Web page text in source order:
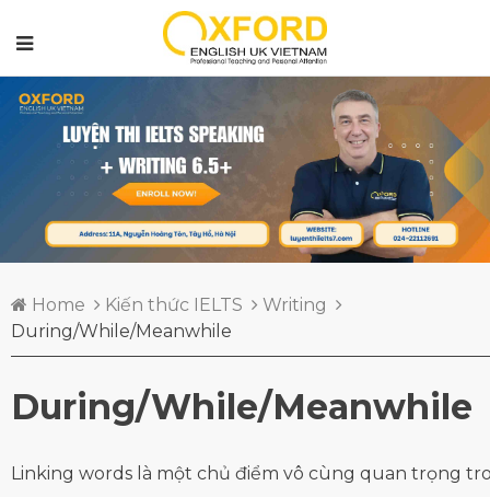
Home Kiến thức IELTS
Writing
During/While/Meanwhile
During/While/Meanwhile
Linking words là một chủ điểm vô cùng quan trọng